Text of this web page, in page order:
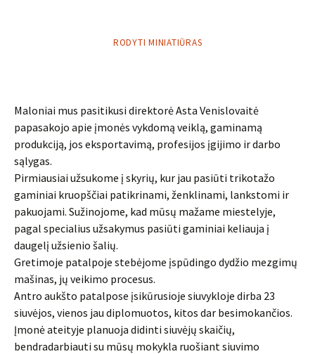
RODYTI MINIATIŪRAS
Maloniai mus pasitikusi direktorė Asta Venislovaitė
papasakojo apie įmonės vykdomą veiklą, gaminamą
produkciją, jos eksportavimą, profesijos įgijimo ir darbo
sąlygas.
Pirmiausiai užsukome į skyrių, kur jau pasiūti trikotažo
gaminiai kruopščiai patikrinami, ženklinami, lankstomi ir
pakuojami. Sužinojome, kad mūsų mažame miestelyje,
pagal specialius užsakymus pasiūti gaminiai keliauja į
daugelį užsienio šalių.
Gretimoje patalpoje stebėjome įspūdingo dydžio mezgimų
mašinas, jų veikimo procesus.
Antro aukšto patalpose įsikūrusioje siuvykloje dirba 23
siuvėjos, vienos jau diplomuotos, kitos dar besimokančios.
Įmonė ateityje planuoja didinti siuvėjų skaičių,
bendradarbiauti su mūsų mokykla ruošiant siuvimo